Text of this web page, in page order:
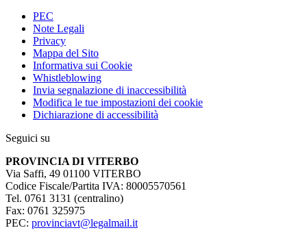
PEC
Note Legali
Privacy
Mappa del Sito
Informativa sui Cookie
Whistleblowing
Invia segnalazione di inaccessibilità
Modifica le tue impostazioni dei cookie
Dichiarazione di accessibilità
Seguici su
PROVINCIA DI VITERBO
Via Saffi, 49 01100 VITERBO
Codice Fiscale/Partita IVA: 80005570561
Tel. 0761 3131 (centralino)
Fax: 0761 325975
PEC: provinciavt@legalmail.it